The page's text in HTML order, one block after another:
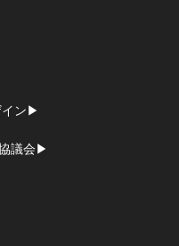
イン▶︎
議会▶︎